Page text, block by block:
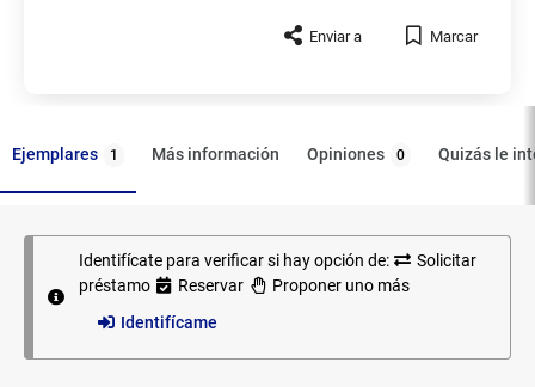
Enviar a Marcar
Ejemplares 1 Más información Opiniones 0 Quizás le
Ejemplares
Identifícate para verificar si hay opción de:
Solicitar
préstamo
Reservar
Proponer uno más
Identifícame